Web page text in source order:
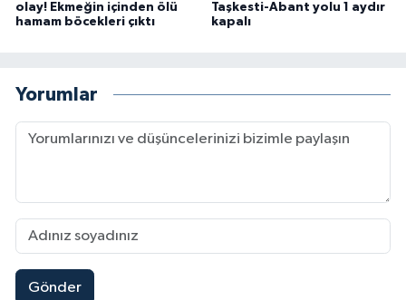
olay! Ekmeğin içinden ölü
hamam böcekleri çıktı
Taşkesti-Abant yolu 1 aydır
kapalı
Yorumlar
Gönder